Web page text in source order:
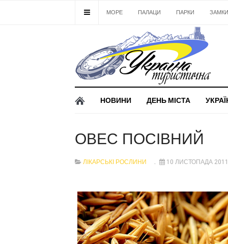
МОРЕ ПАЛАЦИ ПАРКИ ЗАМКИ
НОВИНИ ДЕНЬ МІСТА
ОВЕС ПОСІВНИЙ
ЛІКАРСЬКІ РОСЛИНИ 10 ЛИСТОПАДА 2011